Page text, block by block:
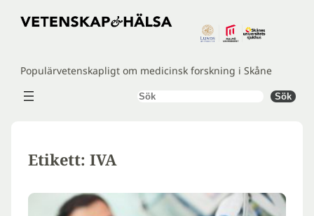
Hoppa
Populärvetenskapligt om medicinsk forskning i Skåne
Sök Sök
Etikett: IVA